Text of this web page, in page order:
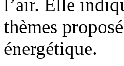
l’air. Elle
thèmes
énergétique.